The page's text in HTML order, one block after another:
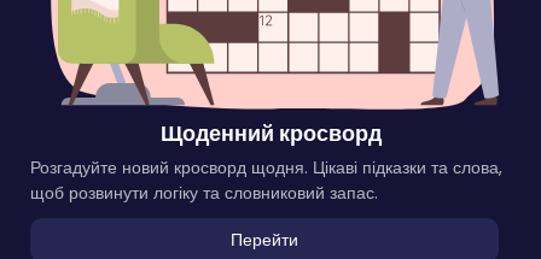
Щоденний кросворд
Розгадуйте новий кросворд щодня. Цікаві підказки та слова,
щоб розвинути логіку та словниковий запас.
Перейти